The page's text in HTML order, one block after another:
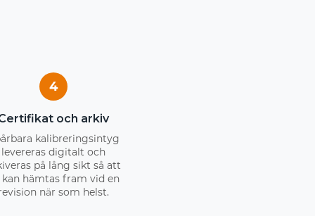
4
och arkiv
kalibreringsintyg
levereras digitalt och
på lång sikt så att
kan hämtas fram vid en
när som helst.